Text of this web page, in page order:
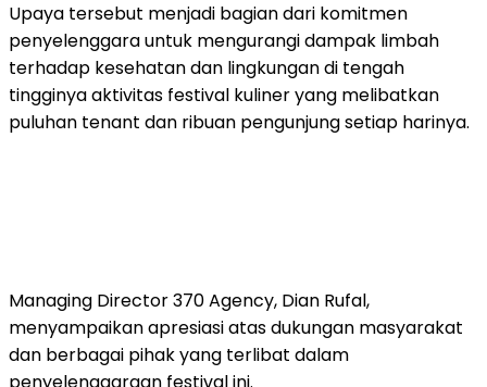
Upaya tersebut menjadi bagiandari komitmen
penyelenggarauntuk mengurangidampak limbah
terhadap kesehatandan lingkungandi tengah
tingginyaaktivitas festival kulineryang melibatkan
puluhan tenant dan ribuan pengunjungsetiap harinya.
Managing Director370Agency, Dian Rufal,
menyampaikanapresiasiatasdukungan masyarakat
dan berbagai pihakyang terlibat dalam